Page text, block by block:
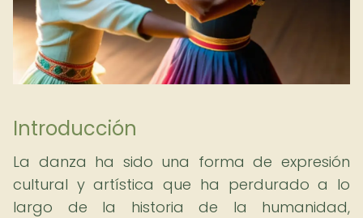
Introducción
La danza ha sido una forma de expresión
cultural y artística que ha perdurado a lo
largo de la historia de la humanidad,